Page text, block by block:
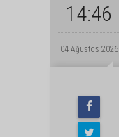
14:46
04 Ağustos 2026